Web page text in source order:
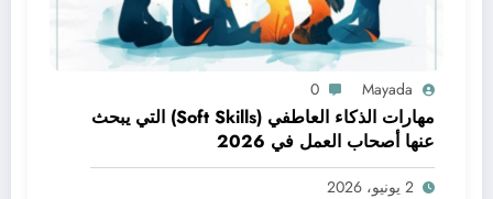
Mayada
0
مهارات الذكاء العاطفي (Soft Skills) التي يبحث
عنها أصحاب العمل في 2026
2 يونيو، 2026